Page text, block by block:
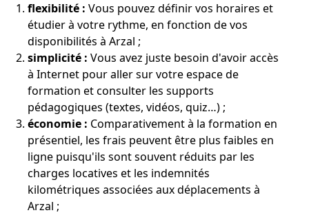
flexibilité : Vous pouvez définir vos horaires et
étudier à votre rythme, en fonction de vos
disponibilités à Arzal ;
simplicité : Vous avez juste besoin d'avoir accès
à Internet pour aller sur votre espace de
formation et consulter les supports
pédagogiques (textes, vidéos, quiz…) ;
économie : Comparativement à la formation en
présentiel, les frais peuvent être plus faibles en
ligne puisqu'ils sont souvent réduits par les
charges locatives et les indemnités
kilométriques associées aux déplacements à
Arzal ;